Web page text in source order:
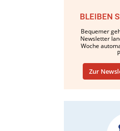
BLEIBEN
Bequemer
Newsletter
Woche
Zur